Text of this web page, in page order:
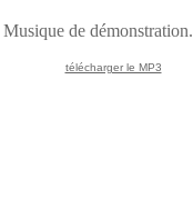
Musique de démonstration.
télécharger le MP3